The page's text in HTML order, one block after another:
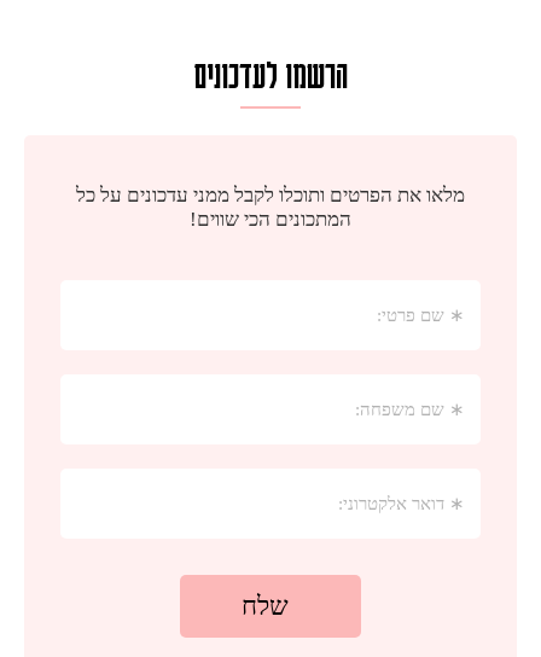
הרשמו לעדכונים